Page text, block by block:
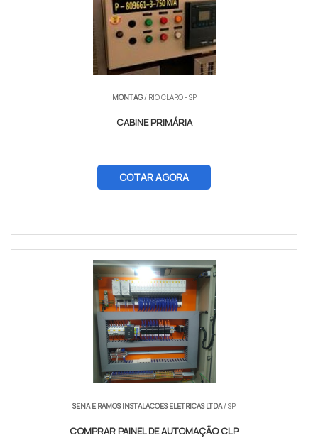
MONTAG/ RIO CLARO - SP
CABINE PRIMÁRIA
COTAR AGORA
SENA E RAMOS INSTALACOES ELETRICAS LTDA/ SP
COMPRAR PAINEL DE AUTOMAÇÃO CLP